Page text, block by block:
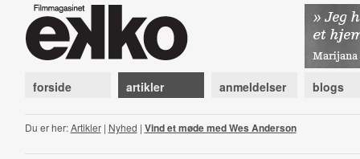
forside artikler anmeldelser blogs
Du er her:Artikler| Nyhed | Vind et møde med Wes Anderson